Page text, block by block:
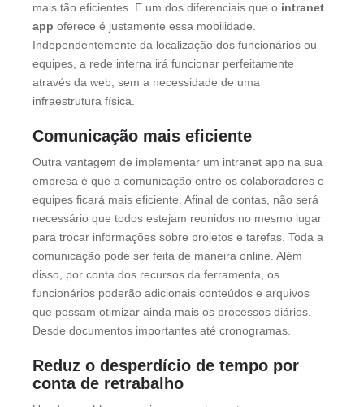
mais tão eficientes. E um dos diferenciais que o intranet
app oferece é justamente essa mobilidade.
Independentemente da localização dos funcionários ou
equipes, a rede interna irá funcionar perfeitamente
através da web, sem a necessidade de uma
infraestrutura física.
Comunicação mais eficiente
Outra vantagem de implementar um intranet app na sua
empresa é que a comunicação entre os colaboradores e
equipes ficará mais eficiente. Afinal de contas, não será
necessário que todos estejam reunidos no mesmo lugar
para trocar informações sobre projetos e tarefas. Toda a
comunicação pode ser feita de maneira online. Além
disso, por conta dos recursos da ferramenta, os
funcionários poderão adicionais conteúdos e arquivos
que possam otimizar ainda mais os processos diários.
Desde documentos importantes até cronogramas.
Reduz o desperdício de tempo por
conta de retrabalho